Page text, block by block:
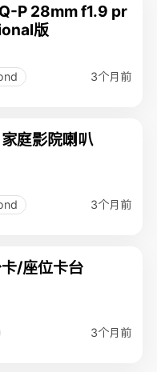
P 28mm f1.9 pr
版
3个月前
庭影院喇叭
3个月前
/座位卡台
3个月前